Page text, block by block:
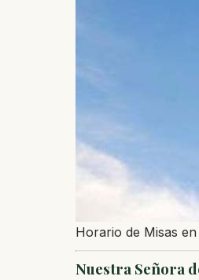
Horario de Misas en
Nuestra Señora